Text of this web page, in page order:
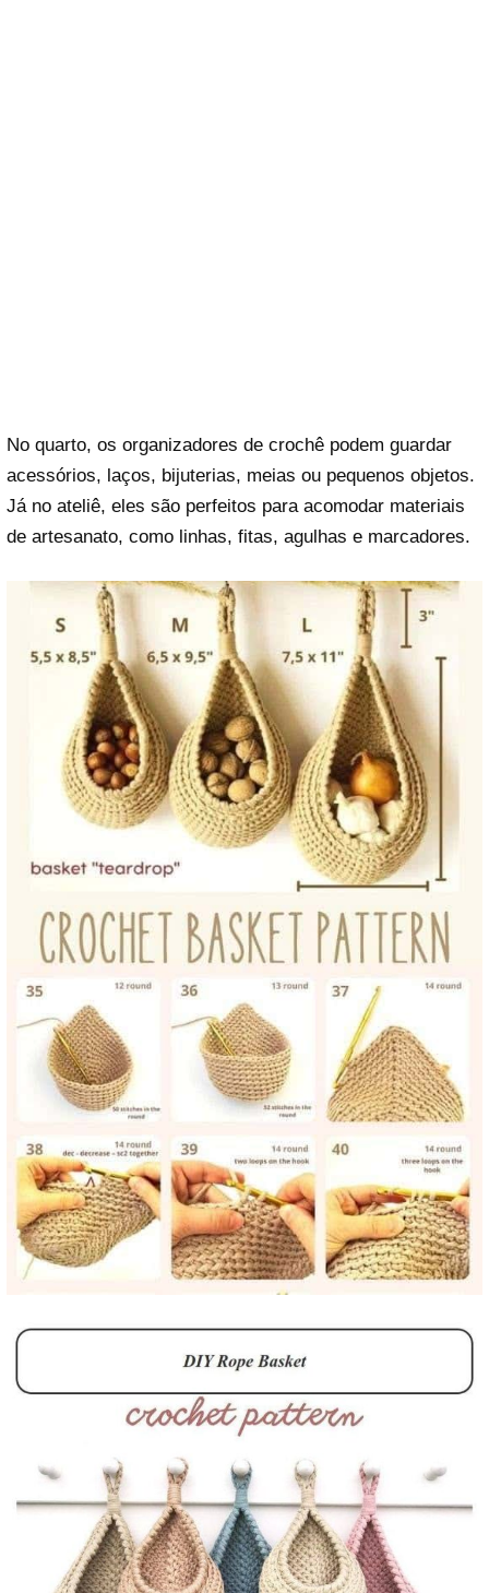
No quarto, os organizadores de crochê podem guardar
acessórios, laços, bijuterias, meias ou pequenos objetos.
Já no ateliê, eles são perfeitos para acomodar materiais
de artesanato, como linhas, fitas, agulhas e marcadores.